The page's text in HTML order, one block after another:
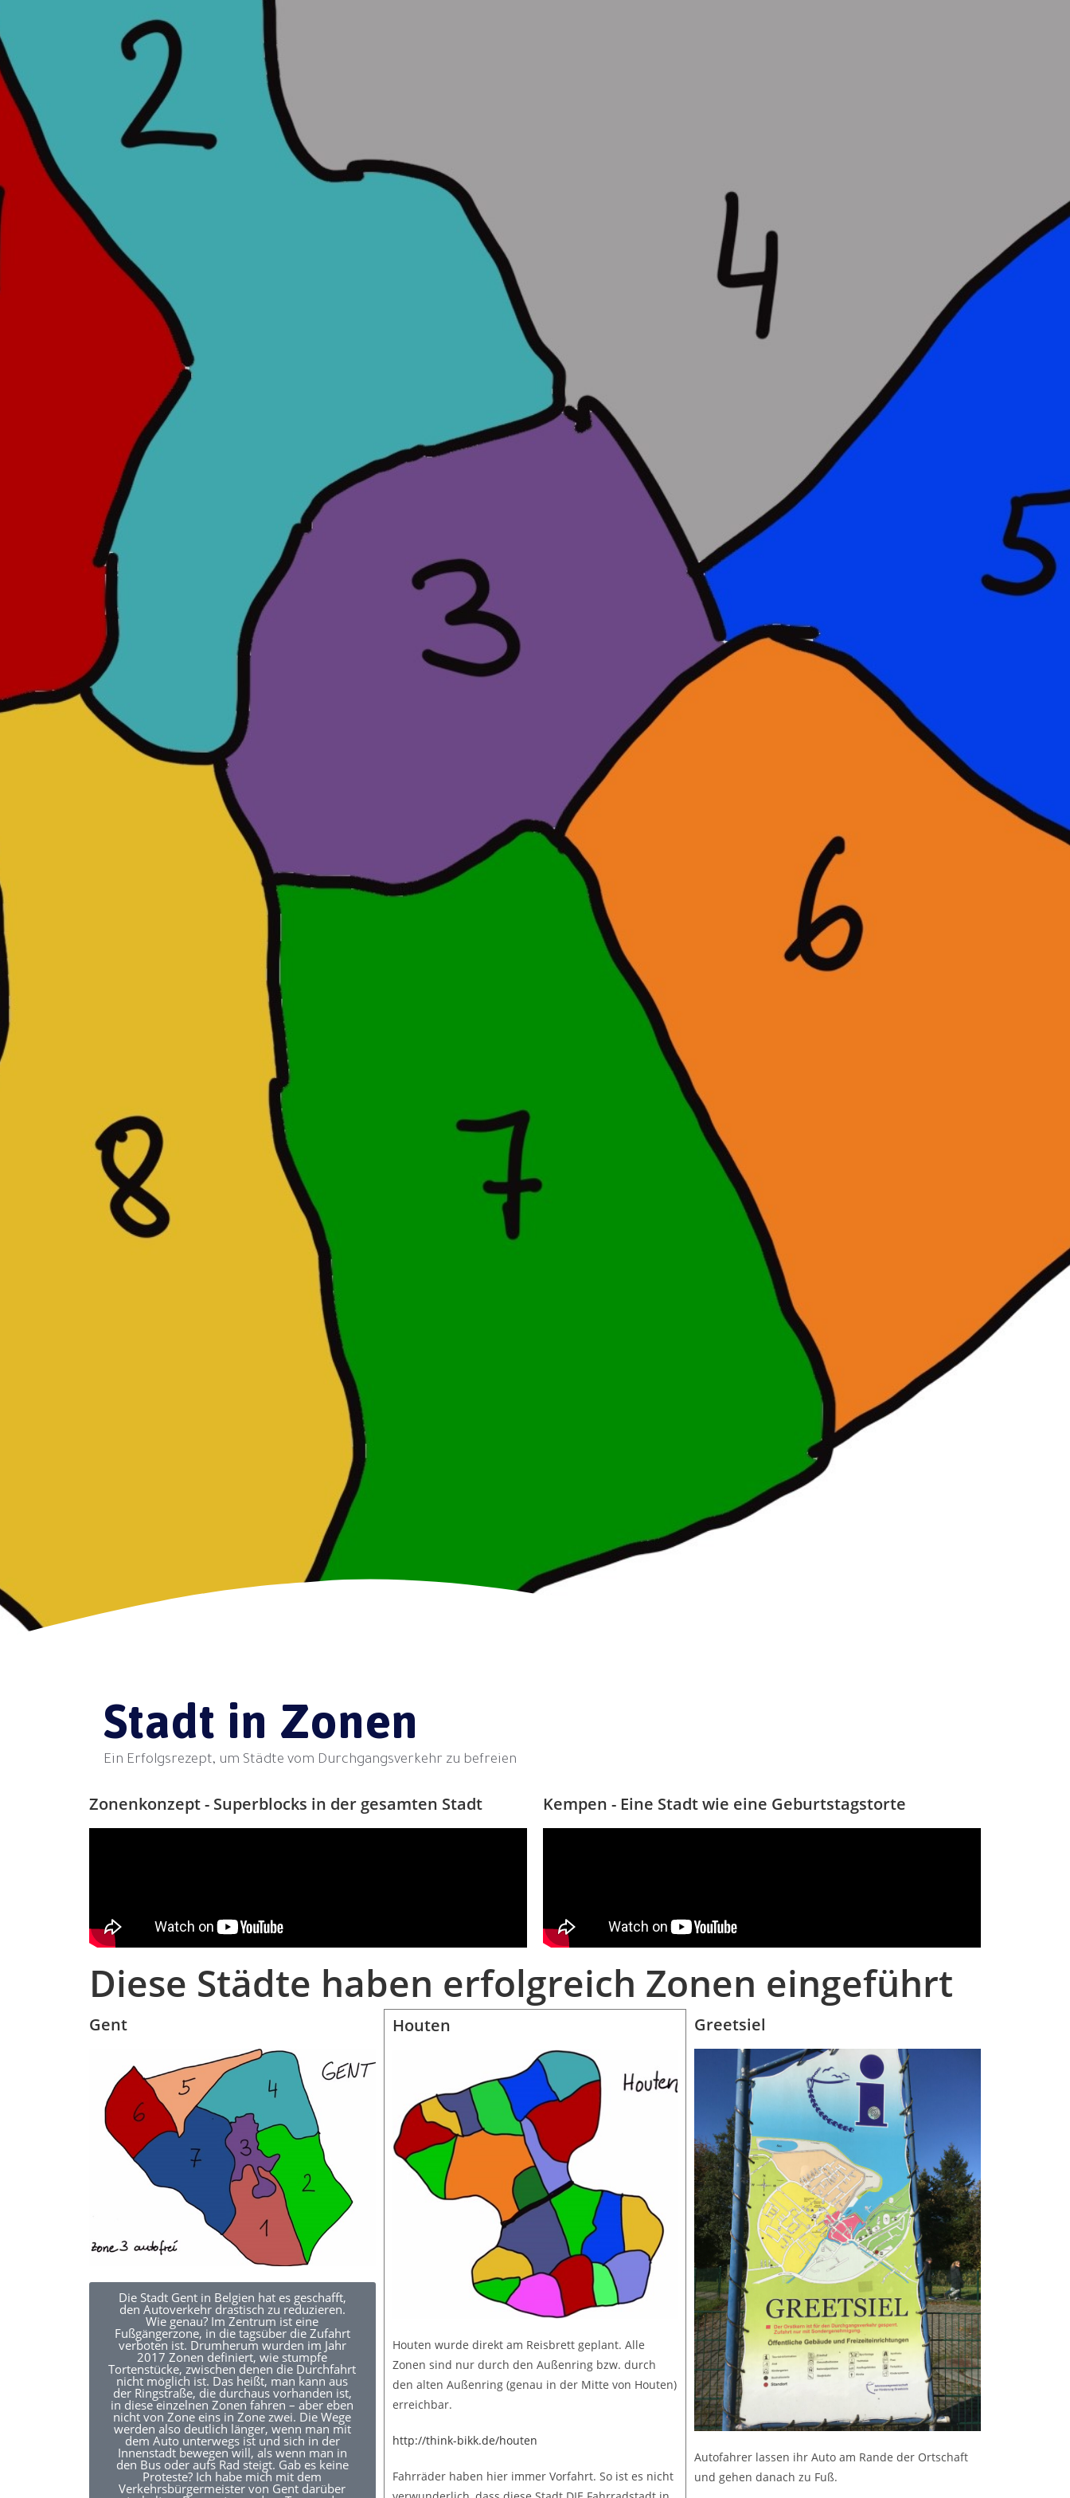
Stadt in Zonen
Ein Erfolgsrezept, um Städte vom Durchgangsverkehr zu befreien
Zonenkonzept - Superblocks in der gesamten Stadt Kempen - Eine Stadt wie eine Geburtstagstorte
Diese Städte haben erfolgreich Zonen eingeführt
Gent
Die Stadt Gent in Belgien hat es geschafft,
den Autoverkehr drastisch zu reduzieren.
Wie genau? Im Zentrum ist eine
Fußgängerzone, in die tagsüber die Zufahrt
verboten ist. Drumherum wurden im Jahr
2017 Zonen definiert, wie stumpfe
Tortenstücke, zwischen denen die Durchfahrt
nicht möglich ist. Das heißt, man kann aus
der Ringstraße, die durchaus vorhanden ist,
in diese einzelnen Zonen fahren – aber eben
nicht von Zone eins in Zone zwei. Die Wege
werden also deutlich länger, wenn man mit
dem Auto unterwegs ist und sich in der
Innenstadt bewegen will, als wenn man in
den Bus oder aufs Rad steigt. Gab es keine
Proteste? Ich habe mich mit dem
Verkehrsbürgermeister von Gent darüber
Houten
Houten wurde direkt am Reisbrett geplant. Alle
Zonen sind nur durch den Außenring bzw. durch
den alten Außenring (genau in der Mitte von Houten)
erreichbar.
http://think-bikk.de/houten
Fahrräder haben hier immer Vorfahrt. So ist es nicht
Greetsiel
Autofahrer lassen ihr Auto am Rande der Ortschaft
und gehen danach zu Fuß.